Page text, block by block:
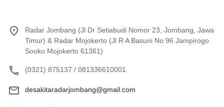
Radar Jombang (Jl Dr Setiabudi Nomor 23, Jombang, Jawa
Timur) & Radar Mojokerto (Jl R A Basuni No 96 Jampirogo
Sooko Mojokerto 61361)
(0321) 875137 / 081336610001
desakitaradarjombang@gmail.com